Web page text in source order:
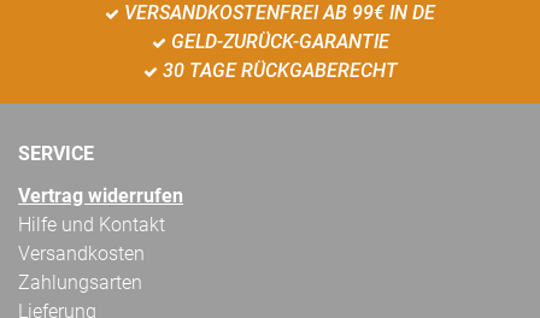
VERSANDKOSTENFREI AB 99€ IN DE
GELD-ZURÜCK-GARANTIE
30 TAGE RÜCKGABERECHT
SERVICE
Vertrag widerrufen
Hilfe und Kontakt
Versandkosten
Zahlungsarten
Lieferung